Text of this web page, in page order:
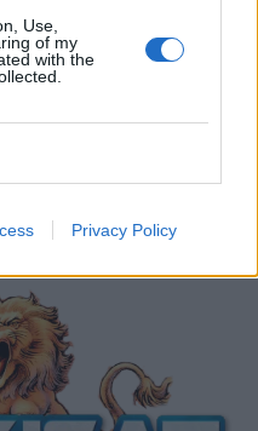
Use,
of my
with the
Privacy Policy
sai samasta tilanteesta
15:10 – näin katsot
TV:stä